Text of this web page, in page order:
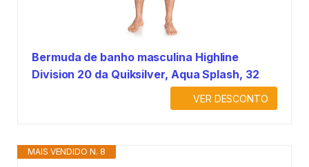
Bermuda de banho masculina Highline
Division 20 da Quiksilver, Aqua Splash, 32
VER DESCONTO
MAIS VENDIDO N. 8